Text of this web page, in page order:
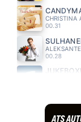
CHRISTINA
00.31
00.28
KOMIAT
00.20